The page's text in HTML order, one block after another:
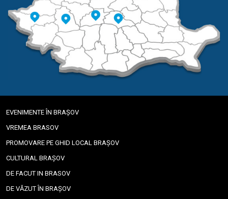
EVENIMENTE ÎN BRAȘOV
VREMEA BRASOV
PROMOVARE PE GHID LOCAL BRAȘOV
CULTURAL BRAȘOV
DE FACUT IN BRASOV
DE VĂZUT ÎN BRAȘOV